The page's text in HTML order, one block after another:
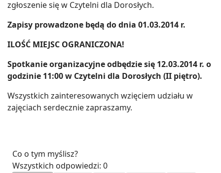
zgłoszenie się w Czytelni dla Dorosłych.
Zapisy prowadzone będą do dnia 01.03.2014 r.
ILOŚĆ MIEJSC OGRANICZONA!
Spotkanie organizacyjne odbędzie się 12.03.2014 r. o
godzinie 11:00 w Czytelni dla Dorosłych (II piętro).
Wszystkich zainteresowanych wzięciem udziału w
zajęciach serdecznie zapraszamy.
Co o tym myślisz?
Wszystkich odpowiedzi: 0